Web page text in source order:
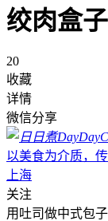
绞肉盒
20
收藏
详情
微信分享
以美食为介质，
上海
关注
用吐司做中式包